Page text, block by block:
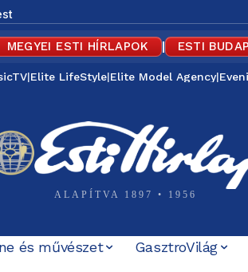
MEGYEI ESTI HÍRLAPOK | ESTI
|Elite LifeStyle|Elite Model Agency|
ALAPÍTVA 1897 • 1956
és művészet GasztroVilág